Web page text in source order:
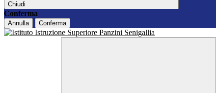
Chiudi
Conferma
Annulla Conferma